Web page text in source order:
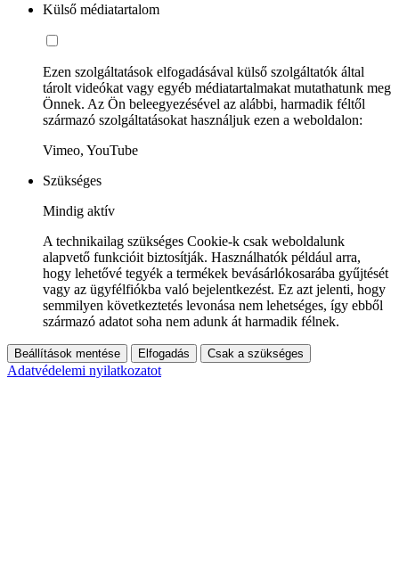
Külső médiatartalom
Ezen szolgáltatások elfogadásával külső szolgáltatók által
tárolt videókat vagy egyéb médiatartalmakat mutathatunk meg
Önnek. Az Ön beleegyezésével az alábbi, harmadik féltől
származó szolgáltatásokat használjuk ezen a weboldalon:
Vimeo, YouTube
Szükséges
Mindig aktív
A technikailag szükséges Cookie-k csak weboldalunk
alapvető funkcióit biztosítják. Használhatók például arra,
hogy lehetővé tegyék a termékek bevásárlókosarába gyűjtését
vagy az ügyfélfiókba való bejelentkezést. Ez azt jelenti, hogy
semmilyen következtetés levonása nem lehetséges, így ebből
származó adatot soha nem adunk át harmadik félnek.
Beállítások mentése Elfogadás Csak a szükséges
Adatvédelemi nyilatkozatot